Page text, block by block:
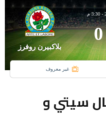
- 3:30 م
0
بلاكبيرن روفرز
غير معروف
سيتي و